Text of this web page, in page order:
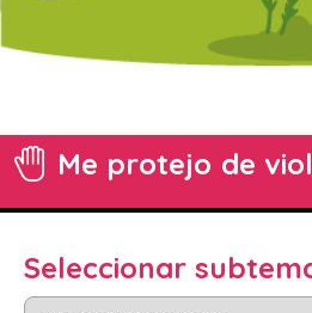
Me protejo de
Seleccionar